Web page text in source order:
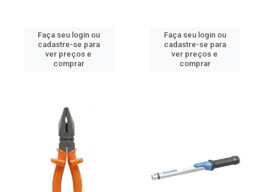
Faça seu login ou
cadastre-se para
ver preços e
comprar
Faça seu login ou
cadastre-se para
ver preços e
comprar